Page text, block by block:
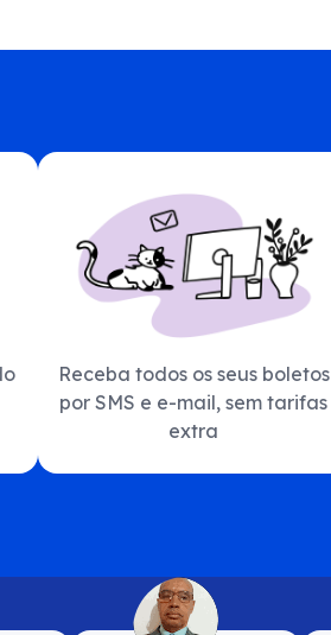
Receba todos os seus boletos
por SMS e e-mail, sem tarifas
extra